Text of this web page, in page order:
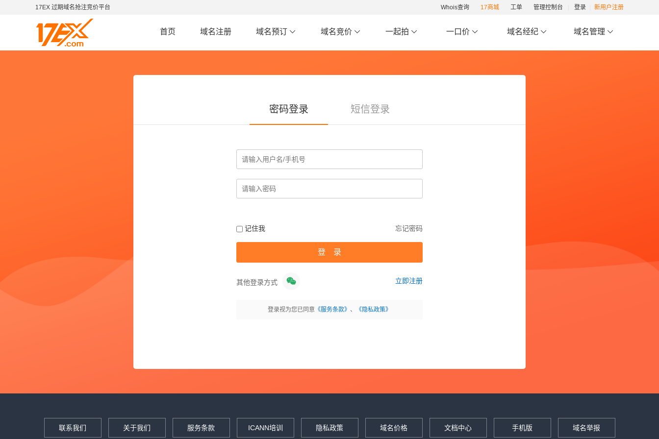
17EX 过期域名抢注竞价平台 Whois查询 17商城 工单 管理控制台 登录 新用户注册
首页 域名注册 域名预订 域名竞价 一起拍 一口价 域名经纪 域名管理
密码登录 短信登录
记住我 忘记密码
其他登录方式 立即注册
登录视为您已同意 《服务条款》 、 《隐私政策》
联系我们 关于我们 服务条款 ICANN培训 隐私政策 域名价格 文档中心 手机版 域名举报